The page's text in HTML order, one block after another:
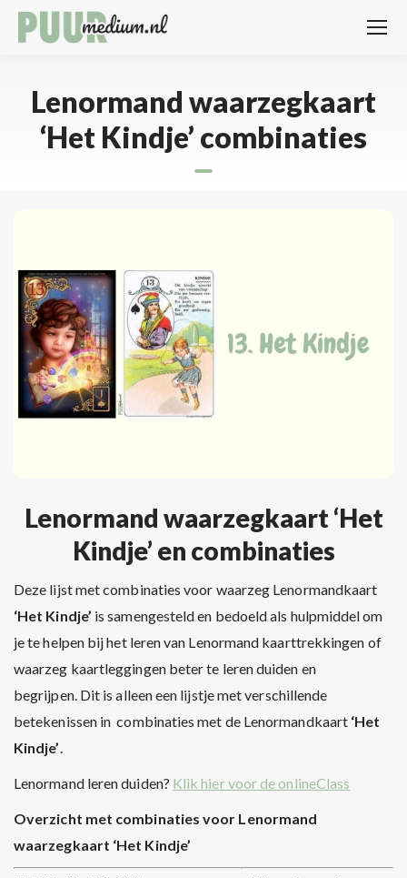
Lenormand waarzegkaart
‘Het Kindje’ combinaties
Lenormand waarzegkaart ‘Het
Kindje’ en combinaties
Deze lijst met combinaties voor waarzeg Lenormandkaart
‘Het Kindje’ is samengesteld en bedoeld als hulpmiddel om
je te helpen bij het leren van Lenormand kaarttrekkingen of
waarzeg kaartleggingen beter te leren duiden en
begrijpen. Dit is alleen een lijstje met verschillende
betekenissen in combinaties met de Lenormandkaart ‘Het
Kindje’.
Lenormand leren duiden? Klik hier voor de onlineClass
Overzicht met combinaties voor Lenormand
waarzegkaart ‘Het Kindje’